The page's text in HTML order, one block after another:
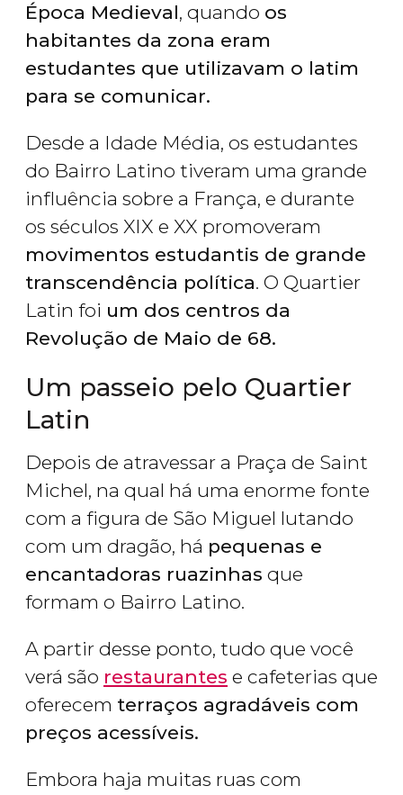
Época Medieval, quando os
habitantes da zona eram
estudantes que utilizavam o latim
para se comunicar.
Desde a Idade Média, os estudantes
do Bairro Latino tiveram uma grande
influência sobre a França, e durante
os séculos XIX e XX promoveram
movimentos estudantis de grande
transcendência política. O Quartier
Latin foi um dos centros da
Revolução de Maio de 68.
Um passeio pelo Quartier
Latin
Depois de atravessar a Praça de Saint
Michel, na qual há uma enorme fonte
com a figura de São Miguel lutando
com um dragão, há pequenas e
encantadoras ruazinhas que
formam o Bairro Latino.
A partir desse ponto, tudo que você
verá são restaurantes e cafeterias que
oferecem terraços agradáveis com
preços acessíveis.
Embora haja muitas ruas com